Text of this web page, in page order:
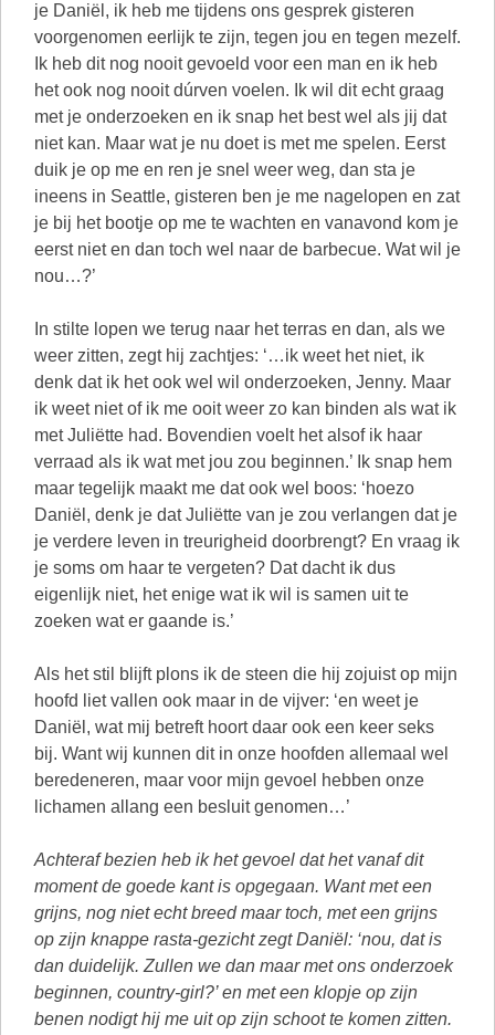
je Daniël, ik heb me tijdens ons gesprek gisteren
voorgenomen eerlijk te zijn, tegen jou en tegen mezelf.
Ik heb dit nog nooit gevoeld voor een man en ik heb
het ook nog nooit dúrven voelen. Ik wil dit echt graag
met je onderzoeken en ik snap het best wel als jij dat
niet kan. Maar wat je nu doet is met me spelen. Eerst
duik je op me en ren je snel weer weg, dan sta je
ineens in Seattle, gisteren ben je me nagelopen en zat
je bij het bootje op me te wachten en vanavond kom je
eerst niet en dan toch wel naar de barbecue. Wat wil je
nou…?’
In stilte lopen we terug naar het terras en dan, als we
weer zitten, zegt hij zachtjes: ‘…ik weet het niet, ik
denk dat ik het ook wel wil onderzoeken, Jenny. Maar
ik weet niet of ik me ooit weer zo kan binden als wat ik
met Juliëtte had. Bovendien voelt het alsof ik haar
verraad als ik wat met jou zou beginnen.’ Ik snap hem
maar tegelijk maakt me dat ook wel boos: ‘hoezo
Daniël, denk je dat Juliëtte van je zou verlangen dat je
je verdere leven in treurigheid doorbrengt? En vraag ik
je soms om haar te vergeten? Dat dacht ik dus
eigenlijk niet, het enige wat ik wil is samen uit te
zoeken wat er gaande is.’
Als het stil blijft plons ik de steen die hij zojuist op mijn
hoofd liet vallen ook maar in de vijver: ‘en weet je
Daniël, wat mij betreft hoort daar ook een keer seks
bij. Want wij kunnen dit in onze hoofden allemaal wel
beredeneren, maar voor mijn gevoel hebben onze
lichamen allang een besluit genomen…’
Achteraf bezien heb ik het gevoel dat het vanaf dit
moment de goede kant is opgegaan. Want met een
grijns, nog niet echt breed maar toch, met een grijns
op zijn knappe rasta-gezicht zegt Daniël: ‘nou, dat is
dan duidelijk. Zullen we dan maar met ons onderzoek
beginnen, country-girl?’ en met een klopje op zijn
benen nodigt hij me uit op zijn schoot te komen zitten.